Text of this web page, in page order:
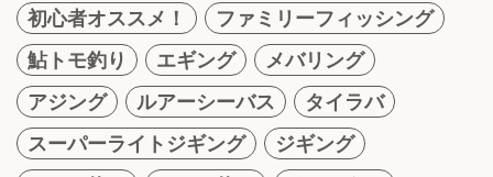
初心者オススメ！
ファミリーフィッシング
鮎トモ釣り
エギング
メバリング
アジング
ルアーシーバス
タイラバ
スーパーライトジギング
ジギング